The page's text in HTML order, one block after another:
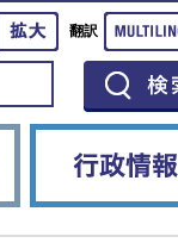
標準 拡大
翻訳